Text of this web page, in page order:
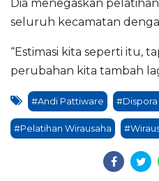
Dia menegaskan
seluruh kecamatan
“Estimasi kita seperti itu,
perubahan kita tambah
#Andi Pattiware #Dispora
#Pelatihan Wirausaha